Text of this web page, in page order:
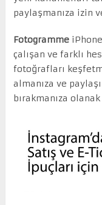
paylaşmanıza izin
FotogrammeiPhone
çalışan ve farklı
fotoğrafları
almanıza ve
bırakmanıza